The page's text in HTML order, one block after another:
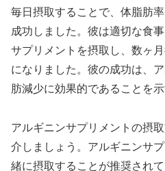
毎日摂取することで、体脂肪
成功しました。彼は適切な食
サプリメントを摂取し、数ヶ
になりました。彼の成功は、
肪減少に効果的であることを示
アルギニンサプリメントの摂
介しましょう。アルギニンサ
緒に摂取することが推奨され